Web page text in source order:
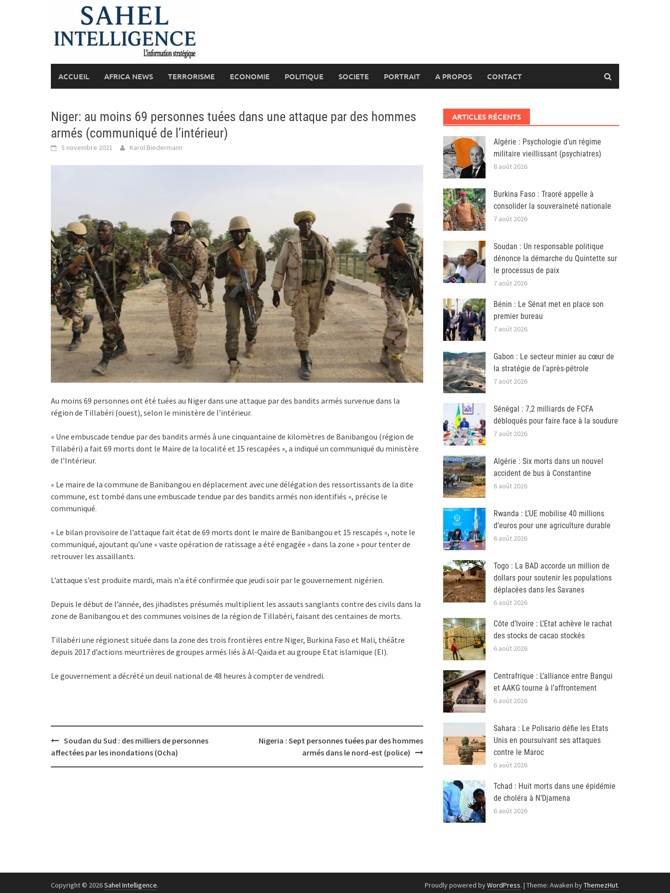
ACCUEIL AFRICA NEWS TERRORISME ECONOMIE POLITIQUE SOCIETE PORTRAIT A PROPOS CONTACT
Niger: au moins 69 personnes tuées dans une attaque par des hommes
armés (communiqué de l’intérieur)
5 novembre 2021 Karol Biedermann
Au moins 69 personnes ont été tuées au Niger dans une attaque par des bandits armés survenue dans la
région de Tillabéri (ouest), selon le ministère de l’intérieur.
« Une embuscade tendue par des bandits armés à une cinquantaine de kilomètres de Banibangou (région de
Tillabéri) a fait 69 morts dont le Maire de la localité et 15 rescapées », a indiqué un communiqué du ministère
de l’Intérieur.
« Le maire de la commune de Banibangou en déplacement avec une délégation des ressortissants de la dite
commune, est tombé dans une embuscade tendue par des bandits armés non identifiés », précise le
communiqué.
« Le bilan provisoire de l’attaque fait état de 69 morts dont le maire de Banibangou et 15 rescapés », note le
communiqué, ajoutant qu’une « vaste opération de ratissage a été engagée » dans la zone » pour tenter de
retrouver les assaillants.
L’attaque s’est produite mardi, mais n’a été confirmée que jeudi soir par le gouvernement nigérien.
Depuis le début de l’année, des jihadistes présumés multiplient les assauts sanglants contre des civils dans la
zone de Banibangou et des communes voisines de la région de Tillabéri, faisant des centaines de morts.
Tillabéri une régionest située dans la zone des trois frontières entre Niger, Burkina Faso et Mali, théâtre
depuis 2017 d’actions meurtrières de groupes armés liés à Al-Qaïda et au groupe Etat islamique (EI).
Le gouvernement a décrété un deuil national de 48 heures à compter de vendredi.
Post
navigation
Soudan du Sud : des milliers de personnes
affectées par les inondations (Ocha)
Nigeria : Sept personnes tuées par des hommes
armés dans le nord-est (police)
ARTICLES RÉCENTS
Algérie : Psychologie d’un régime
militaire vieillissant (psychiatres)
8 août 2026
Burkina Faso : Traoré appelle à
consolider la souveraineté nationale
7 août 2026
Soudan : Un responsable politique
dénonce la démarche du Quintette sur
le processus de paix
7 août 2026
Bénin : Le Sénat met en place son
premier bureau
7 août 2026
Gabon : Le secteur minier au cœur de
la stratégie de l’après-pétrole
7 août 2026
Sénégal : 7,2 milliards de FCFA
débloqués pour faire face à la soudure
7 août 2026
Algérie : Six morts dans un nouvel
accident de bus à Constantine
6 août 2026
Rwanda : L’UE mobilise 40 millions
d’euros pour une agriculture durable
6 août 2026
Togo : La BAD accorde un million de
dollars pour soutenir les populations
déplacées dans les Savanes
6 août 2026
Côte d’Ivoire : L’Etat achève le rachat
des stocks de cacao stockés
6 août 2026
Centrafrique : L’alliance entre Bangui
et AAKG tourne à l’affrontement
6 août 2026
Sahara : Le Polisario défie les Etats
Unis en poursuivant ses attaques
contre le Maroc
6 août 2026
Tchad : Huit morts dans une épidémie
de choléra à N’Djamena
6 août 2026
Copyright © 2026Sahel Intelligence. Proudly powered byWordPress. | Theme: Awaken byThemezHut.